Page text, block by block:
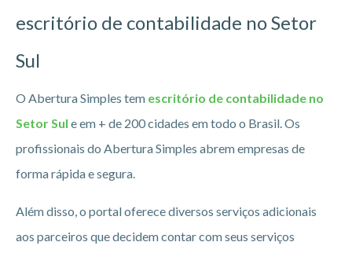
escritório de contabilidade no Setor
Sul
O Abertura Simples tem escritório de contabilidade no
Setor Sul e em + de 200 cidades em todo o Brasil. Os
profissionais do Abertura Simples abrem empresas de
forma rápida e segura.
Além disso, o portal oferece diversos serviços adicionais
aos parceiros que decidem contar com seus serviços